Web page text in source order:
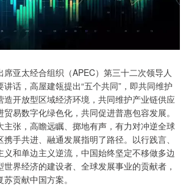
亚太经合组织（APEC）第三十二次领导人
话，高屋建瓴提出“五个共同”，即共同维护
造开放型区域经济环境，共同维护产业链供应
易数字化绿色化，共同促进普惠包容发展。
主张，高瞻远瞩、掷地有声，有力对冲逆全球
手共进、融通发展指明了路径。以行践言、
义和单边主义逆流，中国始终坚定不移做多边
界经济的建设者、全球发展事业的贡献者，
贡献中国方案。